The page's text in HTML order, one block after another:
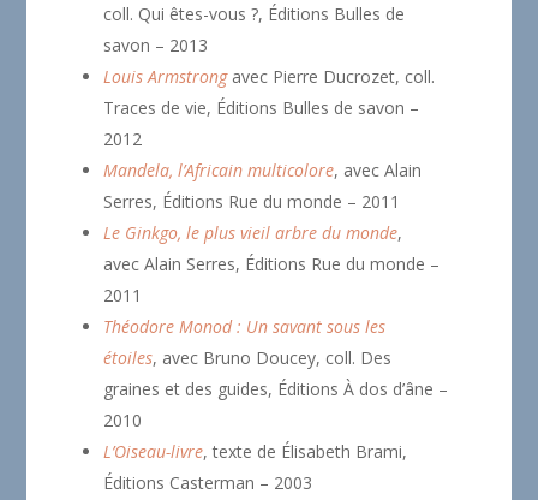
coll. Qui êtes-vous ?, Éditions Bulles de
savon – 2013
Louis Armstrongavec Pierre Ducrozet, coll.
Traces de vie, Éditions Bulles de savon –
2012
Mandela, l’Africain multicolore, avec Alain
Serres, Éditions Rue du monde – 2011
Le Ginkgo, le plus vieil arbre du monde,
avec Alain Serres, Éditions Rue du monde –
2011
Théodore Monod : Un savant sous les
étoiles, avec Bruno Doucey, coll. Des
graines et des guides, Éditions À dos d’âne –
2010
L’Oiseau-livre, texte de Élisabeth Brami,
Éditions Casterman – 2003